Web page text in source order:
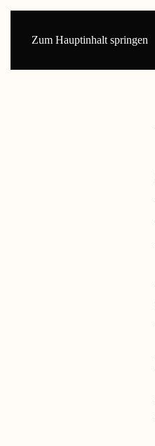
Zum Hauptinhalt springen